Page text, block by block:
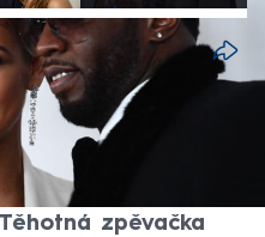
s hudebním
Combsem
přítelkyně
zpěvačka